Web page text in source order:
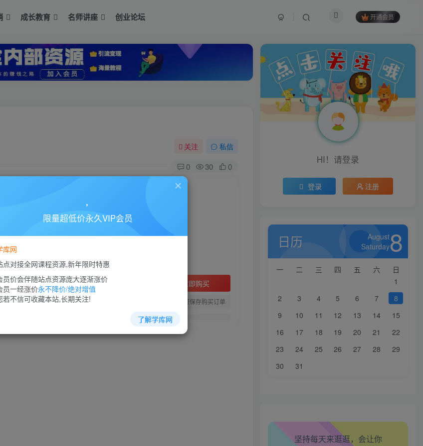
成长教育 名师讲座 创业论坛 开通会员
关注 私信
0 30 0
根写作内容创作课》
费资源，请付费后查看
￥88
会员免费
立即购买
您当前未登录！建议登陆后购买，可保存购买订单
HI！请登录
登录 注册
日历
August
Saturday8
一 二 三 四 五 六
日
1
2
3 4 5 6 7
8
9
10 11 12 13 14
15
16
17 18 19 20 21
22
23
24 25 26 27 28
29
30
31
坚持每天来逛逛，会让你
走路也有劲了！
腿也不痛了！
限量超低价永久VIP会员
库网
点对接全网课程资源,新年限时特惠
员价会伴随站点资源庞大逐渐涨价
员一经涨价永不降价/绝对增值
若不信可收藏本站,长期关注!
了解学库网